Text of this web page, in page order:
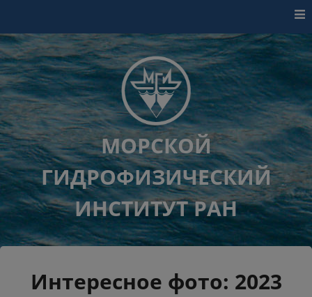
МОРСКОЙ
ГИДРОФИЗИЧЕСКИЙ
ИНСТИТУТ РАН
Интересное фото: 2023